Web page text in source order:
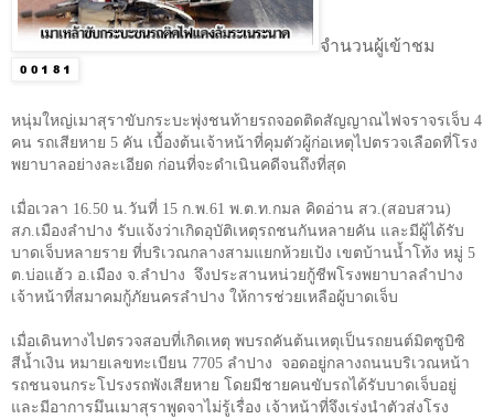
จำนวนผู้เข้าชม
หนุ่มใหญ่เมาสุราขับกระบะพุ่งชนท้ายรถจอดติดสัญญาณไฟจราจรเจ็บ 4
คน รถเสียหาย 5 คัน เบื้องต้นเจ้าหน้าที่คุมตัวผู้ก่อเหตุไปตรวจเลือดที่โรง
พยาบาลอย่างละเอียด ก่อนที่จะดำเนินคดีจนถึงที่สุด
เมื่อเวลา 16.50 น.วันที่ 15 ก.พ.61 พ.ต.ท.กมล คิดอ่าน สว.(สอบสวน)
สภ.เมืองลำปาง รับแจ้งว่าเกิดอุบัติเหตุรถชนกันหลายคัน และมีผู้ได้รับ
บาดเจ็บหลายราย ที่บริเวณกลางสามแยกห้วยเป้ง เขตบ้านน้ำโท้ง หมู่ 5
ต.บ่อแฮ้ว อ.เมือง จ.ลำปาง จึงประสานหน่วยกู้ชีพโรงพยาบาลลำปาง
เจ้าหน้าที่สมาคมกู้ภัยนครลำปาง ให้การช่วยเหลือผู้บาดเจ็บ
เมื่อเดินทางไปตรวจสอบที่เกิดเหตุ พบรถคันต้นเหตุเป็นรถยนต์มิตซูบิซิ
สีน้ำเงิน หมายเลขทะเบียน 7705 ลำปาง
จอดอยู่กลางถนนบริเวณหน้า
รถชนจนกระโปรงรถพังเสียหาย โดยมีชายคนขับรถได้รับบาดเจ็บอยู่
และมีอาการมึนเมาสุราพูดจาไม่รู้เรื่อง เจ้าหน้าที่จึงเร่งนำตัวส่งโรง